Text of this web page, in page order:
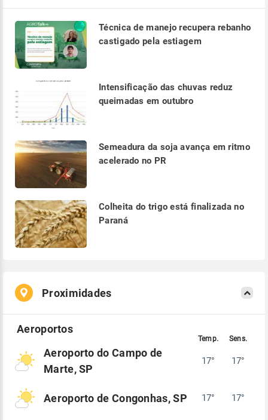
Técnica de manejo recupera rebanho
castigado pela estiagem
Intensificação das chuvas reduz
queimadas em outubro
Semeadura da soja avança em ritmo
acelerado no PR
Colheita do trigo está finalizada no
Paraná
Proximidades
Aeroporto do Campo de
Marte, SP
17° 17°
Aeroporto de Congonhas, SP 17° 17°